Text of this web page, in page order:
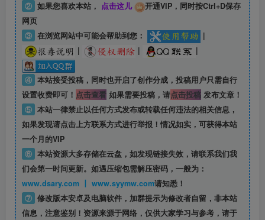
② 如果您喜欢本站， 点击这儿
开通VIP，同时按Ctrl+D保存
网页
③ 在浏览网站中可能会帮助到您：
|
|
| |
④ 本站接受投稿，同时也开启了创作分成，投稿用户只需自行
设置收费即可！ 点击查看如果需要投稿，请点击投稿发布文章！
⑤ 本站一律禁止以任何方式发布或转载任何违法的相关信息，
如果发现请点击上方联系方式进行举报！情况如实，可获得本站
一个月的VIP
⑥ 本站资源大多存储在云盘，如发现链接失效，请联系我们我
们会第一时间更新。如遇压缩包需解压密码，一般为：
www.dsary.com 丨 www.syymw.com请知悉！
⑦ 修改版本安卓及电脑软件，加群提示为修改者自留， 非本站
信息，注意鉴别！资源来源于网络，仅供大家学习与参考，请于